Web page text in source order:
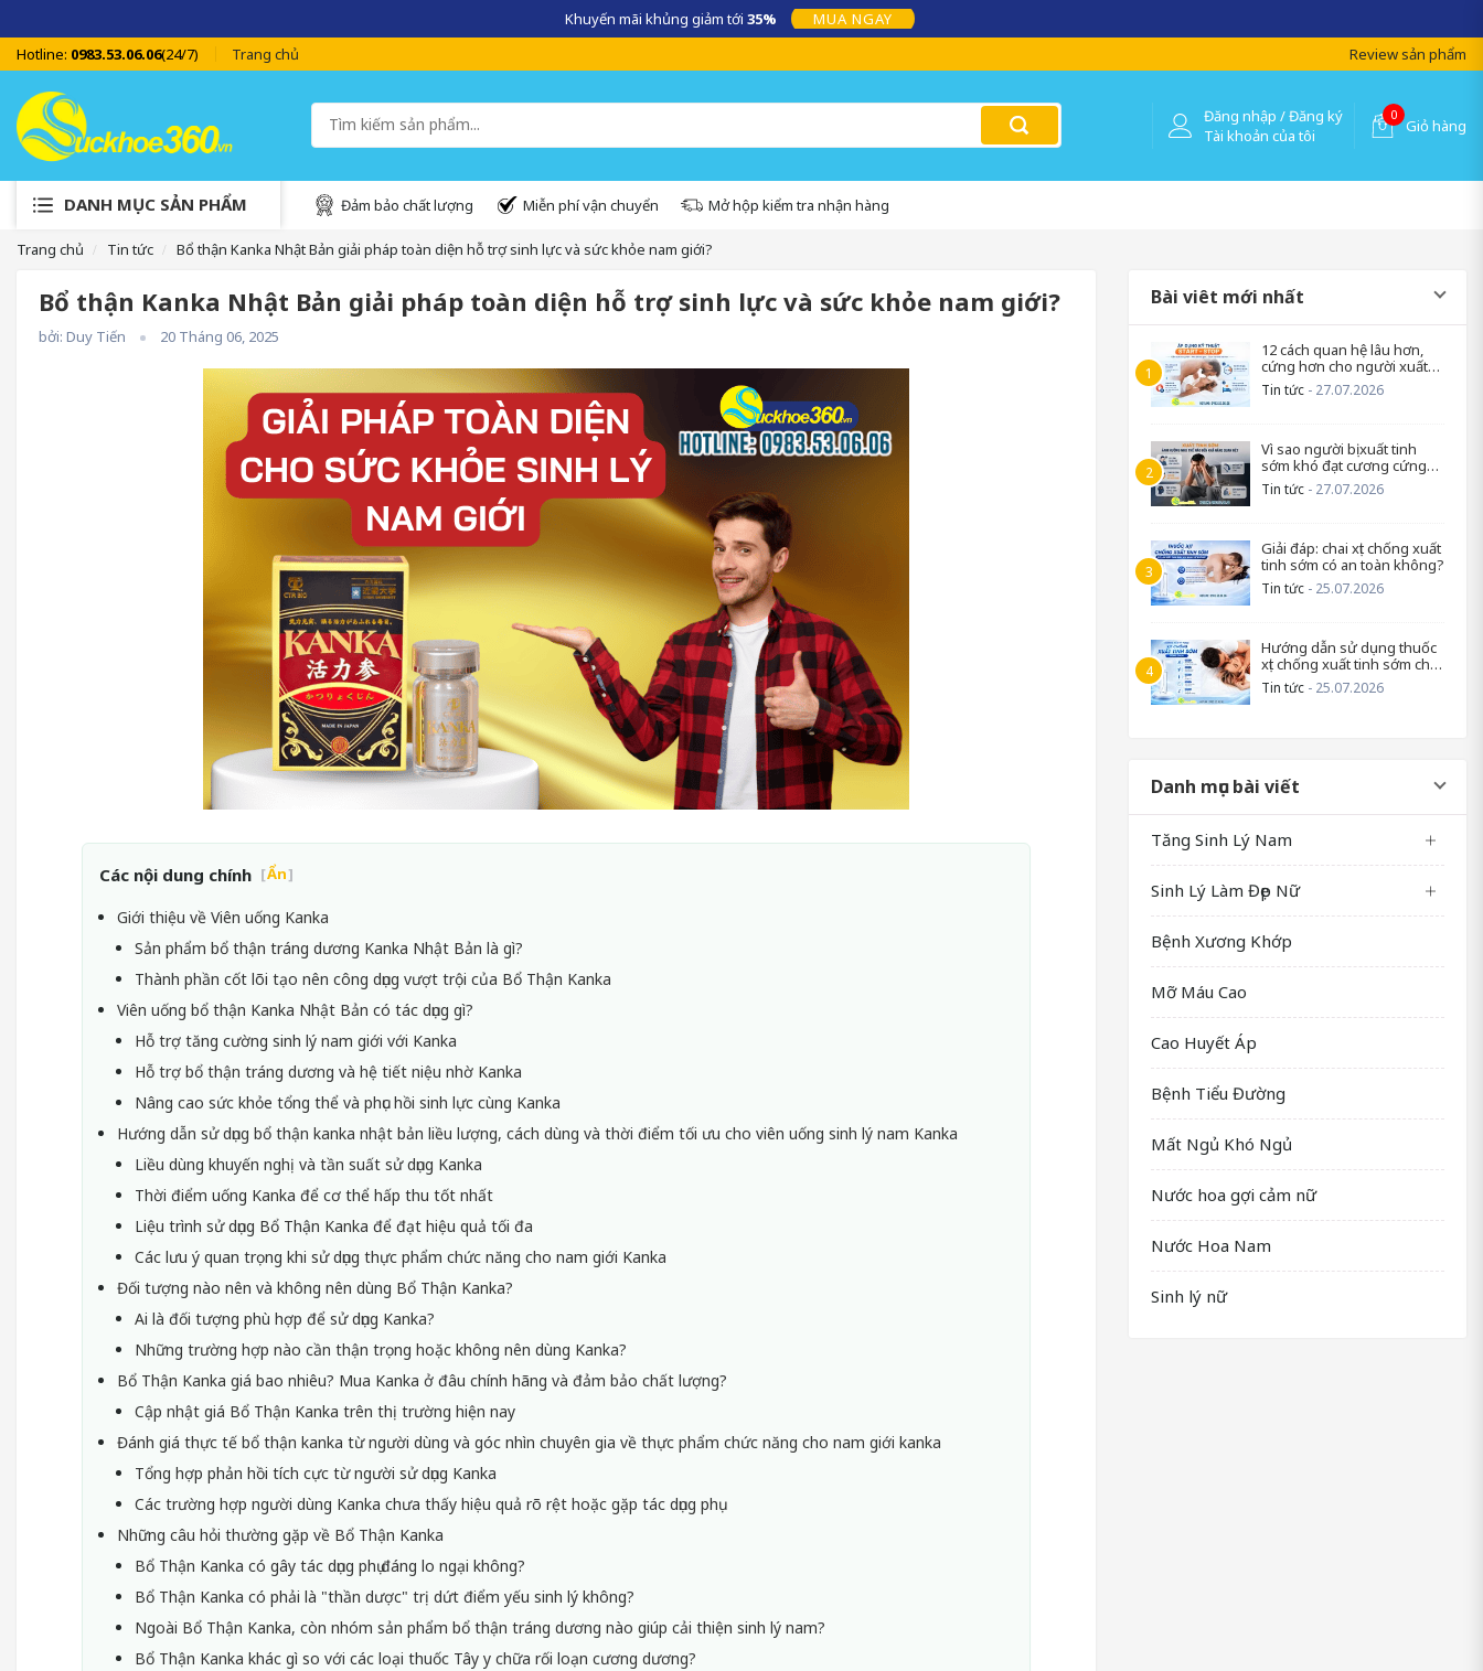
SUCKHOE360.VN – Kênh cung cấp những sản phẩm chính hãng uy tín, an toàn, chất lượng !
Hotline: 0983.53.06.06(24/7) Trang chủ Review sản phẩm
Đăng nhập / Đăng ký
Tài khoản của tôi
0
Giỏ hàng
DANH MỤC SẢN PHẨM Đảm bảo chất lượng Miễn phí vận chuyển Mở hộp kiểm tra nhận hàng
Trang chủ Tin tức Bổ thận Kanka Nhật Bản giải pháp toàn diện hỗ trợ sinh lực và sức khỏe nam giới?
Bổ thận Kanka Nhật Bản giải pháp toàn diện hỗ trợ sinh lực và sức khỏe nam giới?
bởi: Duy Tiến 20 Tháng 06, 2025
Các nội dung chính [Ẩn]
Giới thiệu về Viên uống Kanka
Sản phẩm bổ thận tráng dương Kanka Nhật Bản là gì?
Thành phần cốt lõi tạo nên công dụng vượt trội của Bổ Thận Kanka
Viên uống bổ thận Kanka Nhật Bản có tác dụng gì?
Hỗ trợ tăng cường sinh lý nam giới với Kanka
Hỗ trợ bổ thận tráng dương và hệ tiết niệu nhờ Kanka
Nâng cao sức khỏe tổng thể và phục hồi sinh lực cùng Kanka
Hướng dẫn sử dụng bổ thận kanka nhật bản liều lượng, cách dùng và thời điểm tối ưu cho viên uống sinh lý nam Kanka
Liều dùng khuyến nghị và tần suất sử dụng Kanka
Thời điểm uống Kanka để cơ thể hấp thu tốt nhất
Liệu trình sử dụng Bổ Thận Kanka để đạt hiệu quả tối đa
Các lưu ý quan trọng khi sử dụng thực phẩm chức năng cho nam giới Kanka
Đối tượng nào nên và không nên dùng Bổ Thận Kanka?
Ai là đối tượng phù hợp để sử dụng Kanka?
Những trường hợp nào cần thận trọng hoặc không nên dùng Kanka?
Bổ Thận Kanka giá bao nhiêu? Mua Kanka ở đâu chính hãng và đảm bảo chất lượng?
Cập nhật giá Bổ Thận Kanka trên thị trường hiện nay
Đánh giá thực tế bổ thận kanka từ người dùng và góc nhìn chuyên gia về thực phẩm chức năng cho nam giới kanka
Tổng hợp phản hồi tích cực từ người sử dụng Kanka
Các trường hợp người dùng Kanka chưa thấy hiệu quả rõ rệt hoặc gặp tác dụng phụ
Những câu hỏi thường gặp về Bổ Thận Kanka
Bổ Thận Kanka có gây tác dụng phụ đáng lo ngại không?
Bổ Thận Kanka có phải là "thần dược" trị dứt điểm yếu sinh lý không?
Ngoài Bổ Thận Kanka, còn nhóm sản phẩm bổ thận tráng dương nào giúp cải thiện sinh lý nam?
Bổ Thận Kanka khác gì so với các loại thuốc Tây y chữa rối loạn cương dương?
Bài viêt mới nhất
12 cách quan hệ lâu hơn,
cứng hơn cho người xuất
tinh sớm
Tin tức - 27.07.2026
Vì sao người bị xuất tinh
sớm khó đạt cương cứng
trở lại?
Tin tức - 27.07.2026
Giải đáp: chai xịt chống xuất
tinh sớm có an toàn không?
Tin tức - 25.07.2026
Hướng dẫn sử dụng thuốc
xịt chống xuất tinh sớm cho
nam
Tin tức - 25.07.2026
Danh mục bài viết
Tăng Sinh Lý Nam
Sinh Lý Làm Đẹp Nữ
Bệnh Xương Khớp
Mỡ Máu Cao
Cao Huyết Áp
Bệnh Tiểu Đường
Mất Ngủ Khó Ngủ
Nước hoa gợi cảm nữ
Nước Hoa Nam
Sinh lý nữ